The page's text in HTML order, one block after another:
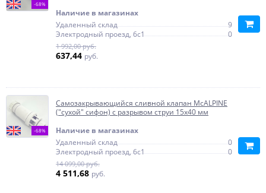
-68%
Наличие в магазинах
Удаленный склад
9
Электродный проезд, 6с1
0
1 992,00 руб.
637,44 руб.
-68%
Самозакрывающийся сливной клапан McALPINE
("сухой" сифон) с разрывом струи 15х40 мм
Наличие в магазинах
Удаленный склад
0
Электродный проезд, 6с1
0
14 099,00 руб.
4 511,68 руб.